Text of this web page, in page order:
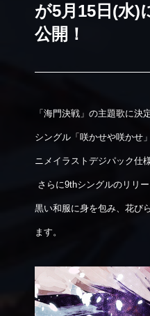
が5月15日(水)
公開！
「海門決戦」の主題歌に決
シングル「咲かせや咲かせ
ニメイラストデジパック仕
さらに9thシングルのリリ
黒い和服に身を包み、花び
ます。